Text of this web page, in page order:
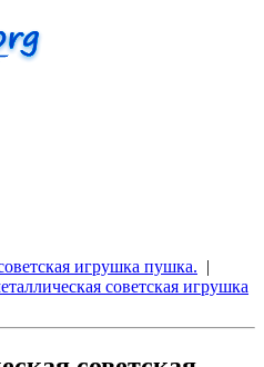
игрушка пушка. |
советская игрушка